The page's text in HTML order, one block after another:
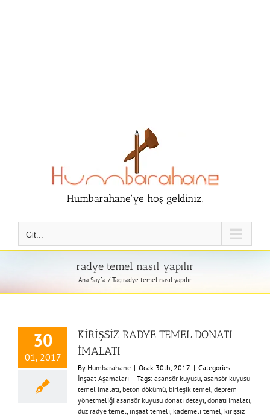
Humbarahane'ye hoş geldiniz.
Git...
radye temel nasıl yapılır
Ana Sayfa Tag:radye temel nasıl yapılır
30
01, 2017
KİRİŞSİZ RADYE TEMEL DONATI
İMALATI
By Humbarahane | Ocak 30th, 2017 | Categories:
İnşaat Aşamaları | Tags: asansör kuyusu, asansör kuyusu
temel imalatı, beton dökümü, birleşik temel, deprem
yönetmeliği asansör kuyusu donatı detayı, donatı imalatı,
düz radye temel, inşaat temeli, kademeli temel, kirişsiz